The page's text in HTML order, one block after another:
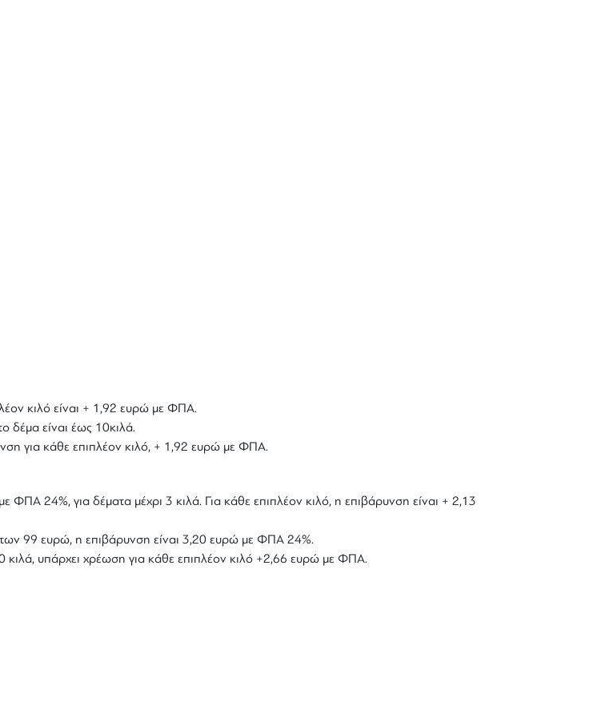
κιλό είναι + 1,92 ευρώ με ΦΠΑ.
δέμα είναι έως 10κιλά.
για κάθε επιπλέον κιλό, + 1,92 ευρώ με ΦΠΑ.
ΦΠΑ 24%, για δέματα μέχρι 3 κιλά. Για κάθε επιπλέον κιλό, η επιβάρυνση είναι + 2,13
των 99 ευρώ, η επιβάρυνση είναι 3,20 ευρώ με ΦΠΑ 24%.
υπάρχει χρέωση για κάθε επιπλέον κιλό +2,66 ευρώ με ΦΠΑ.